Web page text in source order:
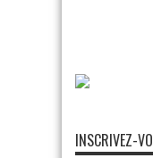
INSCRIVEZ-